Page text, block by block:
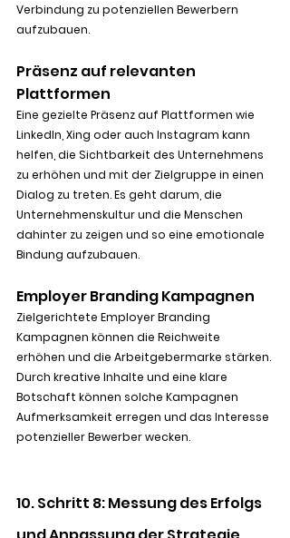
Verbindung zu potenziellen Bewerbern
aufzubauen.
Präsenz auf relevanten
Plattformen
Eine gezielte Präsenz auf Plattformen wie
LinkedIn, Xing oder auch Instagram kann
helfen, die Sichtbarkeit des Unternehmens
zu erhöhen und mit der Zielgruppe in einen
Dialog zu treten. Es geht darum, die
Unternehmenskultur und die Menschen
dahinter zu zeigen und so eine emotionale
Bindung aufzubauen.
Employer Branding Kampagnen
Zielgerichtete Employer Branding
Kampagnen können die Reichweite
erhöhen und die Arbeitgebermarke stärken.
Durch kreative Inhalte und eine klare
Botschaft können solche Kampagnen
Aufmerksamkeit erregen und das Interesse
potenzieller Bewerber wecken.
10. Schritt 8: Messung des Erfolgs